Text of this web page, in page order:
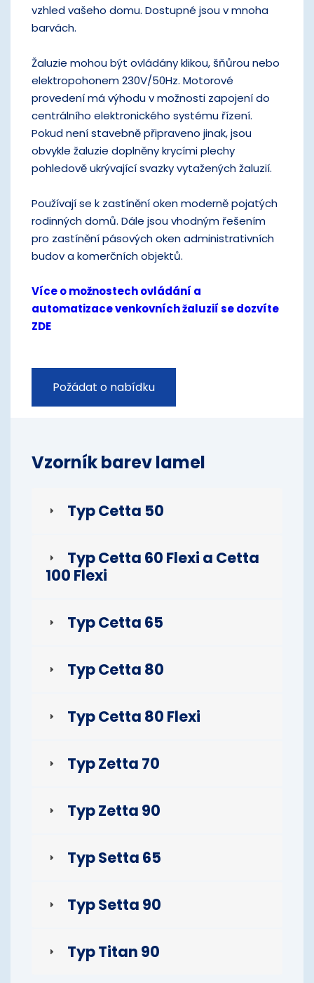
vzhled vašeho domu. Dostupné jsou v mnoha
barvách.
Žaluzie mohou být ovládány klikou, šňůrou nebo
elektropohonem 230V/50Hz. Motorové
provedení má výhodu v možnosti zapojení do
centrálního elektronického systému řízení.
Pokud není stavebně připraveno jinak, jsou
obvykle žaluzie doplněny krycími plechy
pohledově ukrývající svazky vytažených žaluzií.
Používají se k zastínění oken moderně pojatých
rodinných domů. Dále jsou vhodným řešením
pro zastínění pásových oken administrativních
budov a komerčních objektů.
Více o možnostech ovládání a
automatizace venkovních žaluzií se dozvíte
ZDE
Požádat o nabídku
Vzorník barev lamel
Typ Cetta 50
Typ Cetta 60 Flexi a Cetta
100 Flexi
Typ Cetta 65
Typ Cetta 80
Typ Cetta 80 Flexi
Typ Zetta 70
Typ Zetta 90
Typ Setta 65
Typ Setta 90
Typ Titan 90